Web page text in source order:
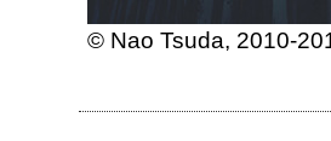
© Nao Tsuda, 2010-